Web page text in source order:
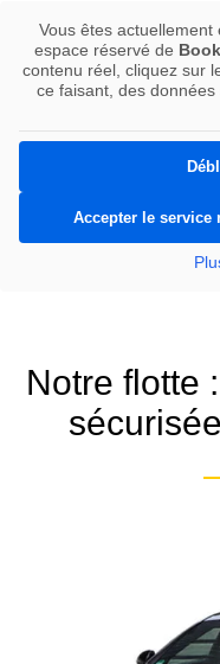
Vous êtes
espace réservé de
contenu réel, cliquez sur
ce faisant, des
Accepter le service
Notre flotte